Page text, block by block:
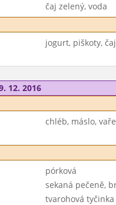
čaj zelený, voda
jogurt, piškoty, čaj
12. 2016
chléb, máslo,
pórková
sekaná pečeně,
tvarohová tyčinka